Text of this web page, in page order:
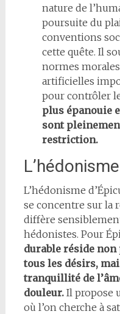
nature de
poursuite du
conventions
cette quête. Il
normes
artificielles
pour contrôler
plus épanouie
sont
restriction.
L’hédonisme
se concentre sur la
diffère
hédonistes. Pour
durable réside non
tous les désirs,
tranquillité de
douleur.Il propose
où l’on cherche à